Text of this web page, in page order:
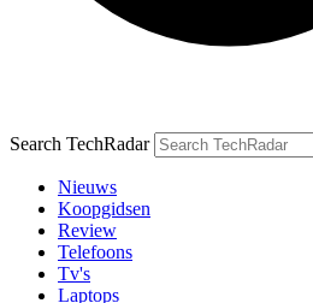
Search TechRadar
Nieuws
Koopgidsen
Review
Telefoons
Tv's
Laptops